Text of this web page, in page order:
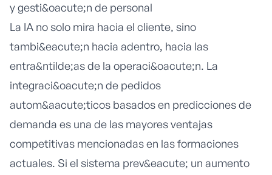
y gesti&oacute;n de personal
La IA no solo mira hacia el cliente, sino
tambi&eacute;n hacia adentro, hacia las
entra&ntilde;as de la operaci&oacute;n. La
integraci&oacute;n de pedidos
autom&aacute;ticos basados en predicciones de
demanda es una de las mayores ventajas
competitivas mencionadas en las formaciones
actuales. Si el sistema prev&eacute; un aumento